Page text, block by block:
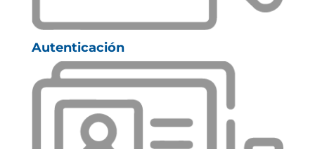
Autenticación